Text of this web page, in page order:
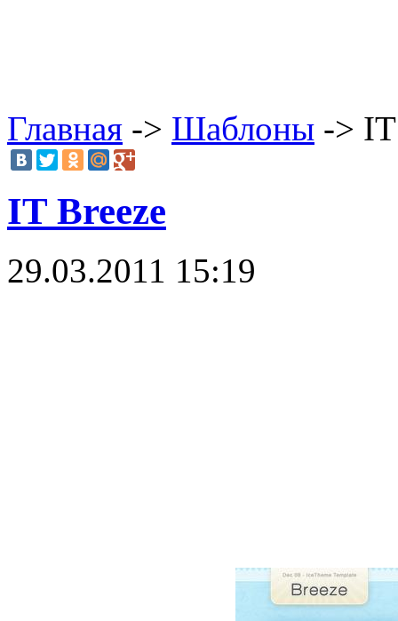
Главная -> Шаблоны ->
IT Breeze
29.03.2011 15:19